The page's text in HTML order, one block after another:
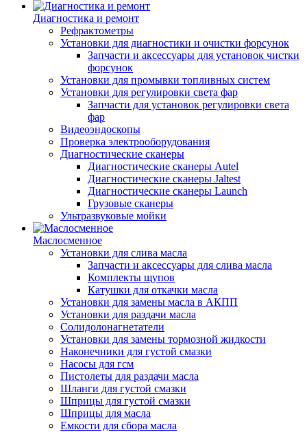
Диагностика и ремонт
Рефрактометры
Установки для диагностики и очистки форсунок
Запчасти и аксессуары для установок чистки
форсунок
Установки для промывки топливных систем
Установки для регулировки света фар
Запчасти для установок регулировки света
фар
Видеоэндоскопы
Проверка электрооборудования
Диагностические сканеры
Диагностические сканеры Autel
Диагностические сканеры Jaltest
Диагностические сканеры Launch
Грузовые сканеры
Ультразвуковые мойки
Маслосменное
Установки для слива масла
Запчасти и аксессуары для слива масла
Комплекты щупов
Катушки для откачки масла
Установки для замены масла в АКПП
Установки для раздачи масла
Солидолонагнетатели
Установки для замены тормозной жидкости
Наконечники для густой смазки
Насосы для гсм
Пистолеты для раздачи масла
Шланги для густой смазки
Шприцы для густой смазки
Шприцы для масла
Емкости для сбора масла